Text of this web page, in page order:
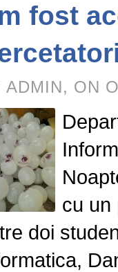
fost
ADMIN, ON
cu un
doi